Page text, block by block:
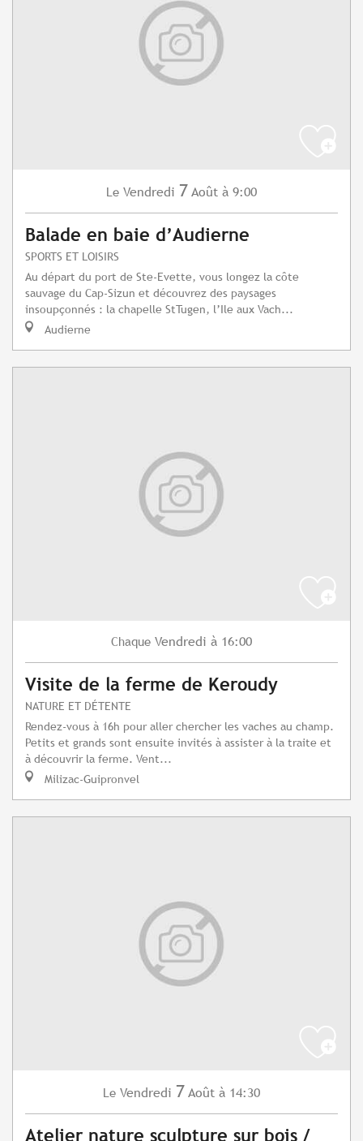
Le Vendredi 7 Août à 9:00
Balade en baie d’Audierne
SPORTS ET LOISIRS
Au départ du port de Ste-Evette, vous longez la côte
sauvage du Cap-Sizun et découvrez des paysages
insoupçonnés : la chapelle StTugen, l’Ile aux Vach...
Audierne
Chaque Vendredi à 16:00
Visite de la ferme de Keroudy
NATURE ET DÉTENTE
Rendez-vous à 16h pour aller chercher les vaches au champ.
Petits et grands sont ensuite invités à assister à la traite et
à découvrir la ferme. Vent...
Milizac-Guipronvel
Le Vendredi 7 Août à 14:30
Atelier nature sculpture sur bois /